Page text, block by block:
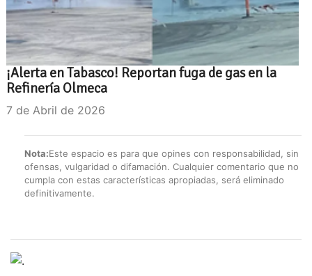
¡Alerta en Tabasco! Reportan fuga de gas en la
Refinería Olmeca
7 de Abril de 2026
Nota:Este espacio es para que opines con responsabilidad, sin
ofensas, vulgaridad o difamación. Cualquier comentario que no
cumpla con estas características apropiadas, será eliminado
definitivamente.